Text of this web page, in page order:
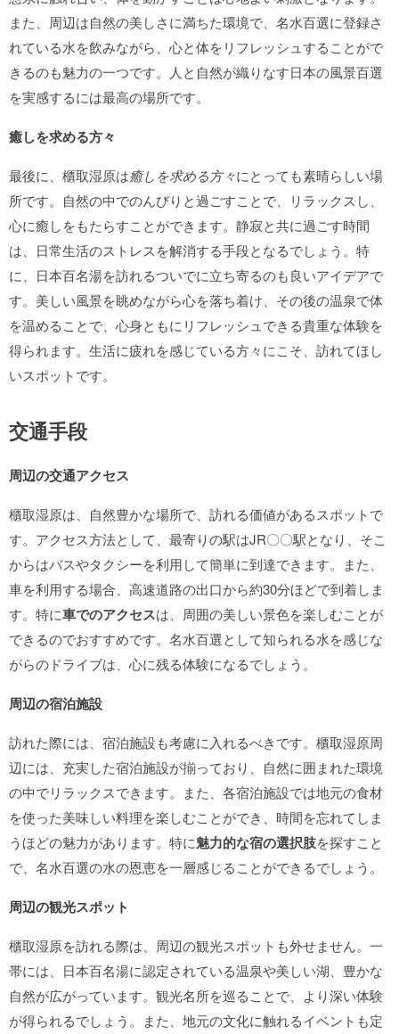
また、周辺は自然の美しさに満ちた環境で、名水百選に登録さ
れている水を飲みながら、心と体をリフレッシュすることがで
きるのも魅力の一つです。人と自然が織りなす日本の風景百選
を実感するには最高の場所です。
癒しを求める方々
最後に、櫃取湿原は癒しを求める方々にとっても素晴らしい場
所です。自然の中でのんびりと過ごすことで、リラックスし、
心に癒しをもたらすことができます。静寂と共に過ごす時間
は、日常生活のストレスを解消する手段となるでしょう。特
に、日本百名湯を訪れるついでに立ち寄るのも良いアイデアで
す。美しい風景を眺めながら心を落ち着け、その後の温泉で体
を温めることで、心身ともにリフレッシュできる貴重な体験を
得られます。生活に疲れを感じている方々にこそ、訪れてほし
いスポットです。
交通手段
周辺の交通アクセス
櫃取湿原は、自然豊かな場所で、訪れる価値があるスポットで
す。アクセス方法として、最寄りの駅はJR〇〇駅となり、そこ
からはバスやタクシーを利用して簡単に到達できます。また、
車を利用する場合、高速道路の出口から約30分ほどで到着しま
す。特に車でのアクセスは、周囲の美しい景色を楽しむことが
できるのでおすすめです。名水百選として知られる水を感じな
がらのドライブは、心に残る体験になるでしょう。
周辺の宿泊施設
訪れた際には、宿泊施設も考慮に入れるべきです。櫃取湿原周
辺には、充実した宿泊施設が揃っており、自然に囲まれた環境
の中でリラックスできます。また、各宿泊施設では地元の食材
を使った美味しい料理を楽しむことができ、時間を忘れてしま
うほどの魅力があります。特に魅力的な宿の選択肢を探すこと
で、名水百選の水の恩恵を一層感じることができるでしょう。
周辺の観光スポット
櫃取湿原を訪れる際は、周辺の観光スポットも外せません。一
帯には、日本百名湯に認定されている温泉や美しい湖、豊かな
自然が広がっています。観光名所を巡ることで、より深い体験
が得られるでしょう。また、地元の文化に触れるイベントも定